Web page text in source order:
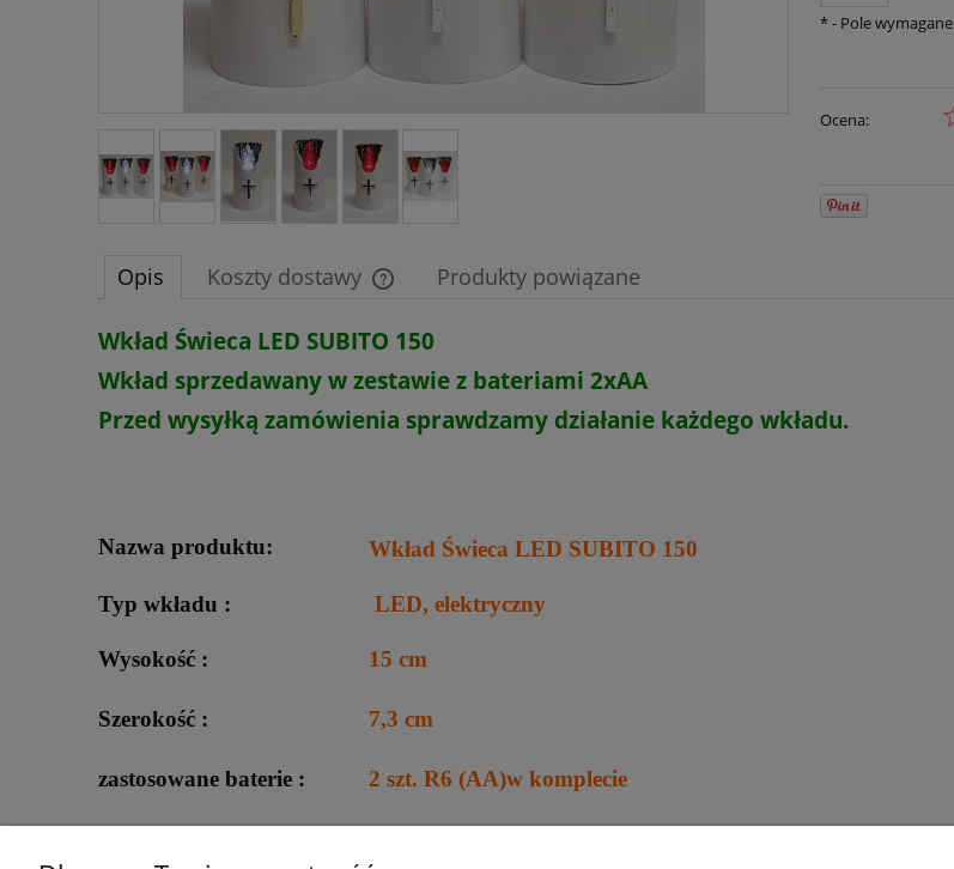
*- Pole wymagane
Ocena:
Opis Koszty dostawy
Cena nie zawiera ewentualnych kosztów
Produkty powiązane
Wkład Świeca LED SUBITO 150
Wkład sprzedawany w zestawie z bateriami 2xAA
Przed wysyłką zamówienia sprawdzamy działanie każdego wkładu.
Nazwa produktu: Wkład Świeca LED SUBITO 150
Typ wkładu : LED, elektryczny
Wysokość : 15 cm
Szerokość : 7,3 cm
zastosowane baterie : 2 szt. R6 (AA)w komplecie